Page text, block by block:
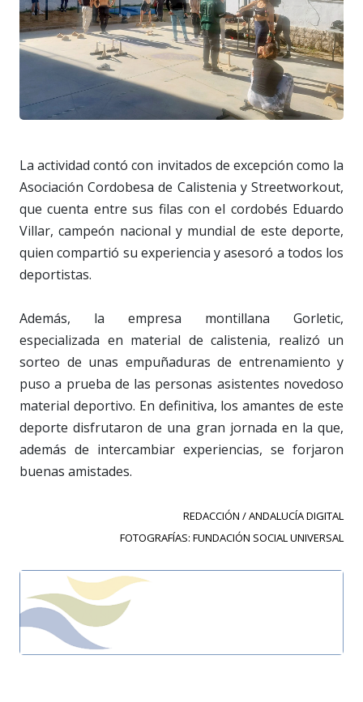
La actividad contó con invitados de excepción como la
Asociación Cordobesa de Calistenia y Streetworkout,
que cuenta entre sus filas con el cordobés Eduardo
Villar, campeón nacional y mundial de este deporte,
quien compartió su experiencia y asesoró a todos los
deportistas.
Además, la empresa montillana Gorletic,
especializada en material de calistenia, realizó un
sorteo de unas empuñaduras de entrenamiento y
puso a prueba de las personas asistentes novedoso
material deportivo. En definitiva, los amantes de este
deporte disfrutaron de una gran jornada en la que,
además de intercambiar experiencias, se forjaron
buenas amistades.
REDACCIÓN / ANDALUCÍA DIGITAL
FOTOGRAFÍAS: FUNDACIÓN SOCIAL UNIVERSAL